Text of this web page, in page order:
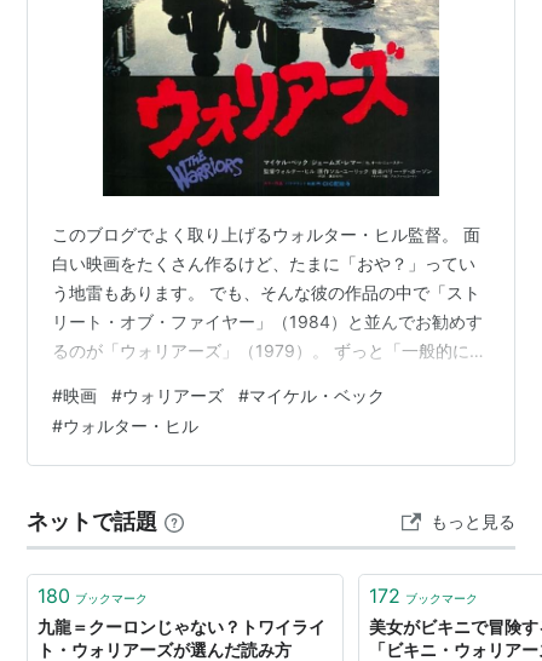
ブライアン・タイラー
デボラ・ヴァン・フォルケンバーグ
デヴィッド・ハリス
デヴィッド・パトリック・ケリー
マーセデス・ルール
ソニー・ランダム
概要
夏の夜のニューヨークはブロンクス。そこの公園で100
以上あるストリート・ギャングが一同に大規模な集会を
行った。だが招集者で実力者でもあるグラマシー・リフ
スのリーダー・サイラスが何者かに射殺されてしまう。
真犯人ルーサーによって犯人の汚名を着せられたウォリ
アーズの面々は、復讐に燃えるリフスに追撃される事
も名を上げようと、次々襲い掛かる。ウォリアーズはシ
マであるコニー・アイランドに逃げ帰ろうとするが。
単純なプロット、歯切れの良い暴力描写で話題を呼ん
だ、ウォルター・ヒルの佳作。
このブログでよく取り上げるウォルター・ヒル監督。 面
白い映画をたくさん作るけど、たまに「おや？」ってい
う地雷もあります。 でも、そんな彼の作品の中で「スト
リート・オブ・ファイヤー」（1984）と並んでお勧めす
るのが「ウォリアーズ」（1979）。 ずっと「一般的には
ですよ。 でも最近、どこかのアパレルメーカーが、この
映画のプリントシャツを出してたりして、意外に人気が
あることを知りました。 そんな「実は人気のある映画」
リート・ギャング＜リフス＞のリーダー・サイラスの呼
び掛けで、ストリート・ギャ…
#映画 #ウォリアーズ #マイケル・ベック
#ウォルター・ヒル
ネットで話題 もっと見る
180 ブックマーク
九龍＝クーロンじゃない？トワイライ
ト・ウォリアーズが選んだ読み方
172 ブックマーク
美女がビキニで冒険
「ビキニ・ウォリア